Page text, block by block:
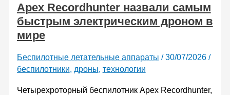
следы
гигантских
атмосферных
Apex Recordhunter назвали самым
быстрым электрическим дроном в
мире
Беспилотные летательные аппараты /30/07/2026 /
беспилотники, дроны, технологии
Четырехроторный беспилотник Apex Recordhunter,